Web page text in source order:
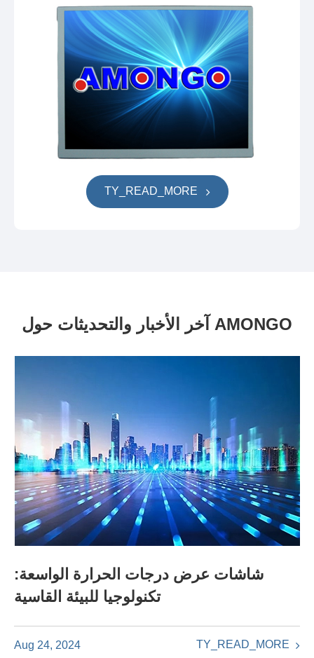
TY_READ_MORE
آخر الأخبار والتحديثات حول AMONGO
شاشات عرض درجات الحرارة الواسعة:
تكنولوجيا للبيئة القاسية
Aug 24, 2024 TY_READ_MORE